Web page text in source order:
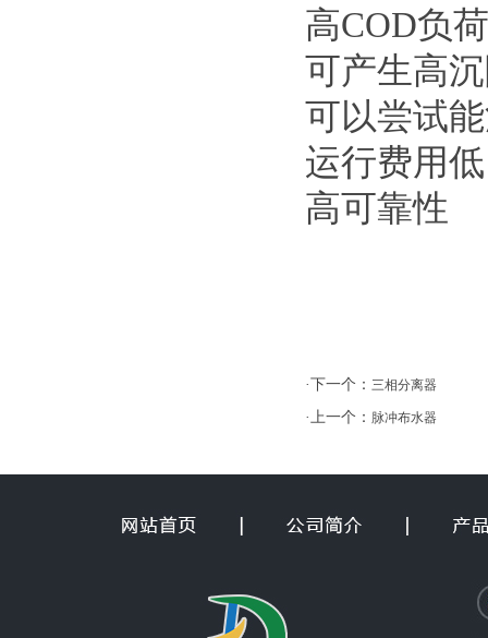
高COD负
可产生高
可以尝试
运行费用低
高可靠性
·下一个： 三相分离器
·上一个： 脉冲布水器